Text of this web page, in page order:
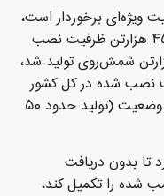
ویژه‌ای برخوردار است،
هم‌اینک در داخل کشور در بخش روی۴۵۰ هزارتن ظرفیت نصب
که سال گذشته حدود ۲۲۰ هزارتن شمش‌روی تولید شد،
۵۰ درصد ظرفیت نصب شده در کل کشور
است. در صنعت سرب هم تقریبا همین وضعیت (تولید حدود ۵۰
تا بدون دریافت
شده را تکمیل کند،